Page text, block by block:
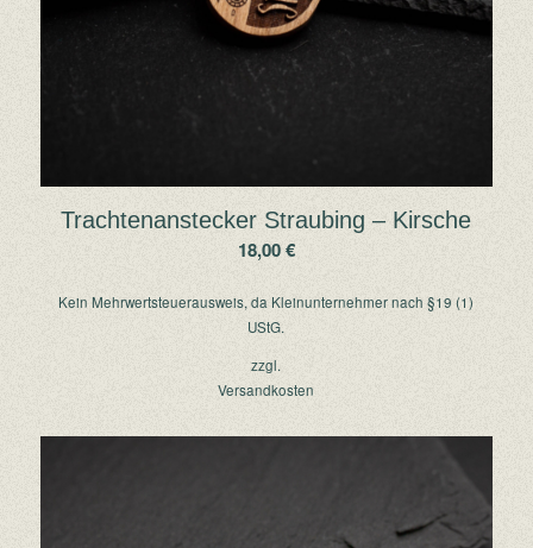
Trachtenanstecker Straubing – Kirsche
18,00€
Kein Mehrwertsteuerausweis, da Kleinunternehmer nach §19 (1)
UStG.
zzgl.
Versandkosten